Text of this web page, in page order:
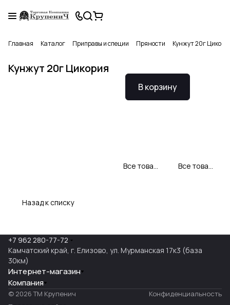
Главная Каталог Приправы и специи Пряности Кунжут 20г
Кунжут 20г Цикория
В корзину
Все товары CYKORIA S.A. Все товары категории
Назад к списку
+7 962 280-77-72
Камчатский край, г. Елизово, ул. Мурманская 17к3 (база
30км)
Интернет-магазин
Компания
© 2026 ТМ Крупенич
Конфиденциальность